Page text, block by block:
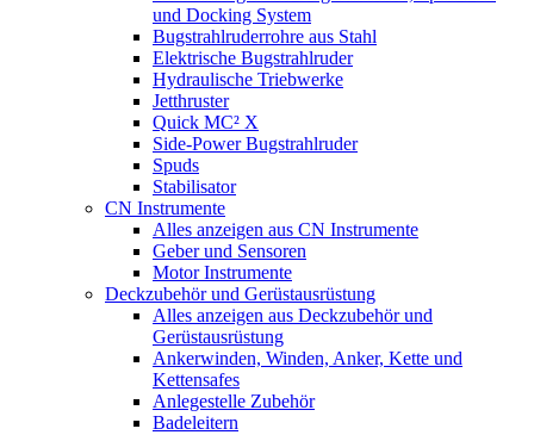
und Docking System
Bugstrahlruderrohre aus Stahl
Elektrische Bugstrahlruder
Hydraulische Triebwerke
Jetthruster
Quick MC² X
Side-Power Bugstrahlruder
Spuds
Stabilisator
CN Instrumente
Alles anzeigen aus CN Instrumente
Geber und Sensoren
Motor Instrumente
Deckzubehör und Gerüstausrüstung
Alles anzeigen aus Deckzubehör und
Gerüstausrüstung
Ankerwinden, Winden, Anker, Kette und
Kettensafes
Anlegestelle Zubehör
Badeleitern